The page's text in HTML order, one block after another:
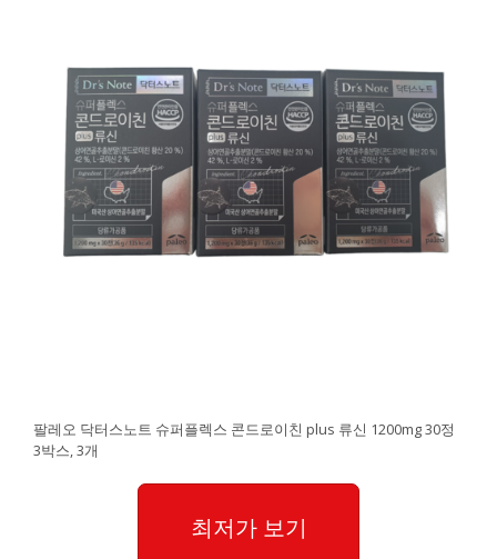
팔레오 닥터스노트 슈퍼플렉스 콘드로이친 plus 류신 1200mg 30정
3박스, 3개
최저가 보기